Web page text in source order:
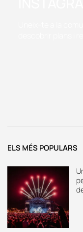
ELS MÉS POPULARS